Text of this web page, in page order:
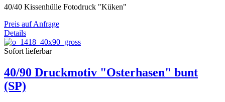
40/40 Kissenhülle Fotodruck "Küken"
Preis auf Anfrage
Details
Sofort lieferbar
40/90 Druckmotiv "Osterhasen" bunt
(SP)